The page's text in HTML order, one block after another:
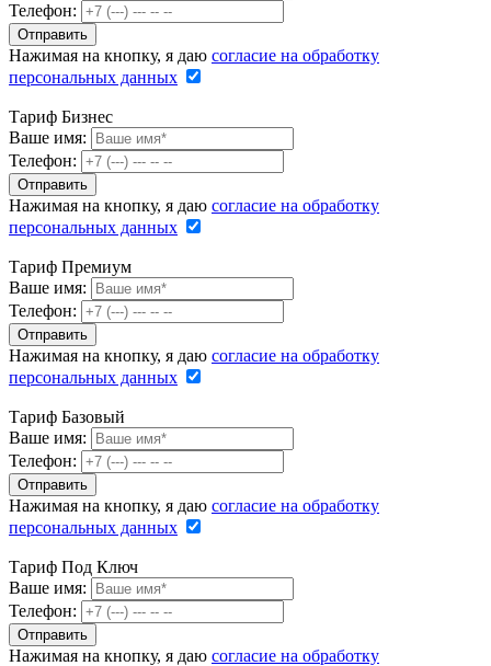
Телефон:
Нажимая на кнопку, я даю согласие на обработку
персональных данных
Тариф Бизнес
Ваше имя:
Телефон:
Нажимая на кнопку, я даю согласие на обработку
персональных данных
Тариф Премиум
Ваше имя:
Телефон:
Нажимая на кнопку, я даю согласие на обработку
персональных данных
Тариф Базовый
Ваше имя:
Телефон:
Нажимая на кнопку, я даю согласие на обработку
персональных данных
Тариф Под Ключ
Ваше имя:
Телефон:
Нажимая на кнопку, я даю согласие на обработку